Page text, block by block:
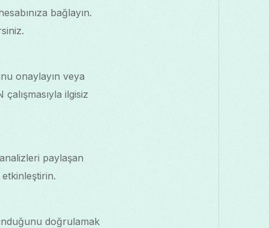
bağlayın.
onaylayın veya
ilgisiz
paylaşan
etkinleştirin.
doğrulamak